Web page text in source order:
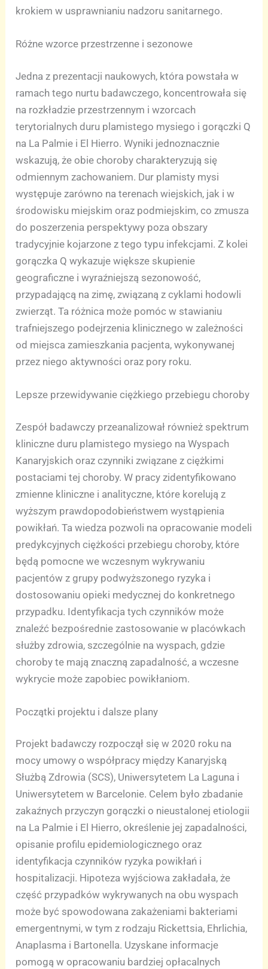
krokiem w usprawnianiu nadzoru sanitarnego.
Różne wzorce przestrzenne i sezonowe
Jedna z prezentacji naukowych, która powstała w
ramach tego nurtu badawczego, koncentrowała się
na rozkładzie przestrzennym i wzorcach
terytorialnych duru plamistego mysiego i gorączki Q
na La Palmie i El Hierro. Wyniki jednoznacznie
wskazują, że obie choroby charakteryzują się
odmiennym zachowaniem. Dur plamisty mysi
występuje zarówno na terenach wiejskich, jak i w
środowisku miejskim oraz podmiejskim, co zmusza
do poszerzenia perspektywy poza obszary
tradycyjnie kojarzone z tego typu infekcjami. Z kolei
gorączka Q wykazuje większe skupienie
geograficzne i wyraźniejszą sezonowość,
przypadającą na zimę, związaną z cyklami hodowli
zwierząt. Ta różnica może pomóc w stawianiu
trafniejszego podejrzenia klinicznego w zależności
od miejsca zamieszkania pacjenta, wykonywanej
przez niego aktywności oraz pory roku.
Lepsze przewidywanie ciężkiego przebiegu choroby
Zespół badawczy przeanalizował również spektrum
kliniczne duru plamistego mysiego na Wyspach
Kanaryjskich oraz czynniki związane z ciężkimi
postaciami tej choroby. W pracy zidentyfikowano
zmienne kliniczne i analityczne, które korelują z
wyższym prawdopodobieństwem wystąpienia
powikłań. Ta wiedza pozwoli na opracowanie modeli
predykcyjnych ciężkości przebiegu choroby, które
będą pomocne we wczesnym wykrywaniu
pacjentów z grupy podwyższonego ryzyka i
dostosowaniu opieki medycznej do konkretnego
przypadku. Identyfikacja tych czynników może
znaleźć bezpośrednie zastosowanie w placówkach
służby zdrowia, szczególnie na wyspach, gdzie
choroby te mają znaczną zapadalność, a wczesne
wykrycie może zapobiec powikłaniom.
Początki projektu i dalsze plany
Projekt badawczy rozpoczął się w 2020 roku na
mocy umowy o współpracy między Kanaryjską
Służbą Zdrowia (SCS), Uniwersytetem La Laguna i
Uniwersytetem w Barcelonie. Celem było zbadanie
zakaźnych przyczyn gorączki o nieustalonej etiologii
na La Palmie i El Hierro, określenie jej zapadalności,
opisanie profilu epidemiologicznego oraz
identyfikacja czynników ryzyka powikłań i
hospitalizacji. Hipoteza wyjściowa zakładała, że
część przypadków wykrywanych na obu wyspach
może być spowodowana zakażeniami bakteriami
emergentnymi, w tym z rodzaju Rickettsia, Ehrlichia,
Anaplasma i Bartonella. Uzyskane informacje
pomogą w opracowaniu bardziej opłacalnych